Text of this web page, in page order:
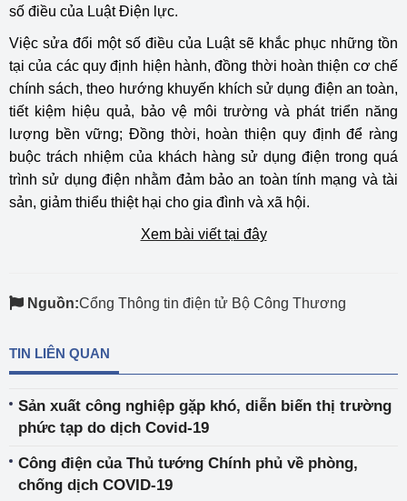
số điều của Luật Điện lực.
Việc sửa đổi một số điều của Luật sẽ khắc phục những tồn
tại của các quy định hiện hành, đồng thời hoàn thiện cơ chế
chính sách, theo hướng khuyến khích sử dụng điện an toàn,
tiết kiệm hiệu quả, bảo vệ môi trường và phát triển năng
lượng bền vững; Đồng thời, hoàn thiện quy định để ràng
buộc trách nhiệm của khách hàng sử dụng điện trong quá
trình sử dụng điện nhằm đảm bảo an toàn tính mạng và tài
sản, giảm thiểu thiệt hại cho gia đình và xã hội.
Xem bài viết tại đây
Nguồn:Cổng Thông tin điện tử Bộ Công Thương
TIN LIÊN QUAN
Sản xuất công nghiệp gặp khó, diễn biến thị trường
phức tạp do dịch Covid-19
Công điện của Thủ tướng Chính phủ về phòng,
chống dịch COVID-19